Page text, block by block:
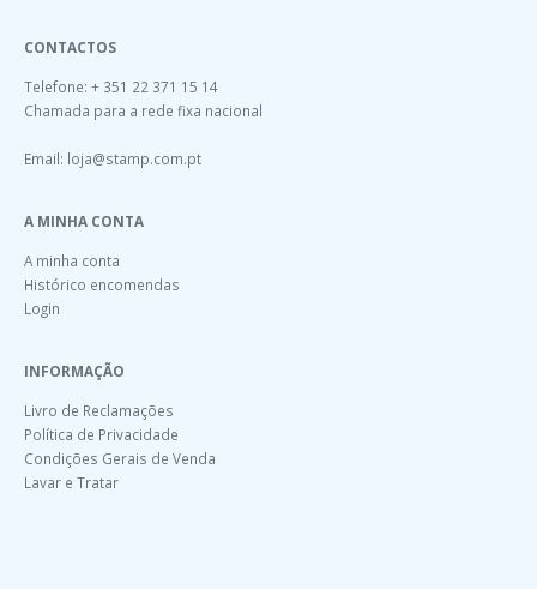
CONTACTOS
Telefone: + 351 22 371 15 14
Chamada para a rede fixa nacional
Email: loja@stamp.com.pt
A MINHA CONTA
A minha conta
Histórico encomendas
Login
INFORMAÇÃO
Livro de Reclamações
Política de Privacidade
Condições Gerais de Venda
Lavar e Tratar